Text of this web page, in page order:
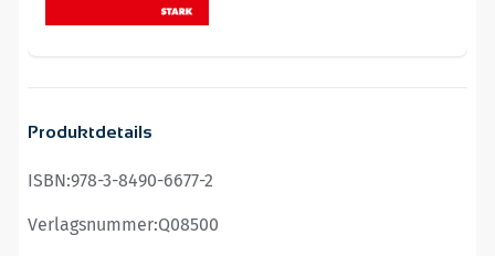
Produktdetails
ISBN:978-3-8490-6677-2
Verlagsnummer:Q08500